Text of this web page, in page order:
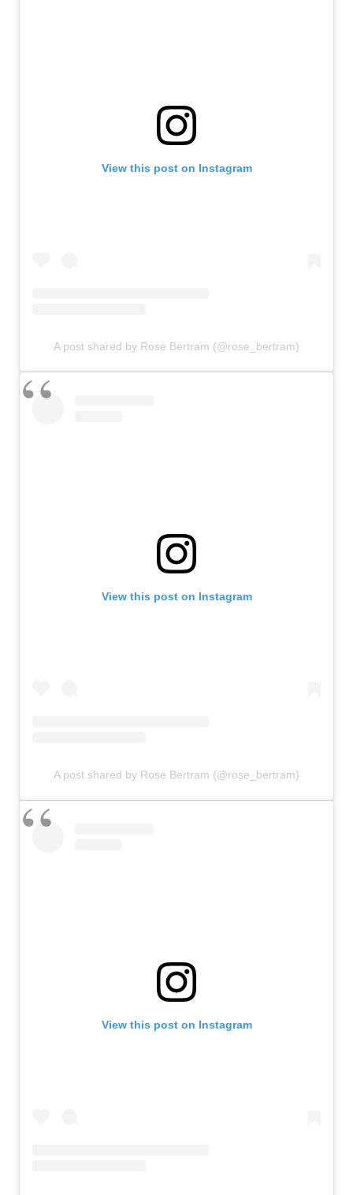
View this post on Instagram
A post shared by Rose Bertram (@rose_bertram)
View this post on Instagram
A post shared by Rose Bertram (@rose_bertram)
View this post on Instagram